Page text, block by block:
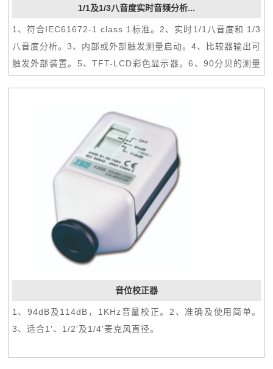
1/1及1/3八音度实时音频分析...
1、符合IEC61672-1 class 1标准。2、实时1/1八音度和 1/3
八音度分析。3、内部或外部触发测量启动。4、比较器输出可
触发外部装置。5、TFT-LCD彩色显示器。6、90分贝的测量
音位校正器
1、94dB及114dB，1KHz音量校正。2、准确及使用简单。
3、适合1'、1/2'及1/4'麦克风直径。